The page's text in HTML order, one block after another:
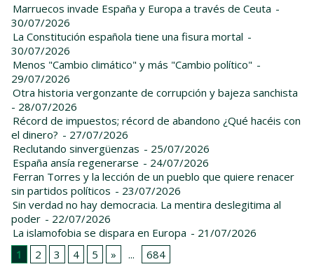
Marruecos invade España y Europa a través de Ceuta -
30/07/2026
La Constitución española tiene una fisura mortal -
30/07/2026
Menos "Cambio climático" y más "Cambio político" -
29/07/2026
Otra historia vergonzante de corrupción y bajeza sanchista
- 28/07/2026
Récord de impuestos; récord de abandono ¿Qué hacéis con
el dinero? - 27/07/2026
Reclutando sinvergüenzas - 25/07/2026
España ansía regenerarse - 24/07/2026
Ferran Torres y la lección de un pueblo que quiere renacer
sin partidos políticos - 23/07/2026
Sin verdad no hay democracia. La mentira deslegitima al
poder - 22/07/2026
La islamofobia se dispara en Europa - 21/07/2026
1
2 3 4 5 » ... 684